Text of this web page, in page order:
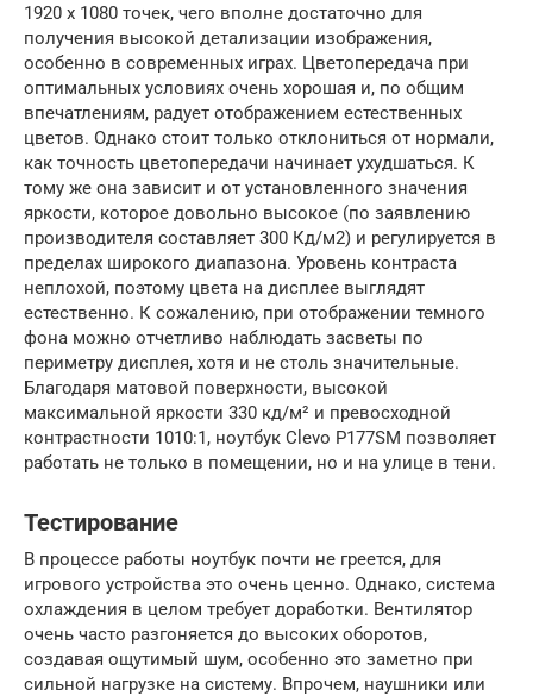
1920 х 1080 точек, чего вполне достаточно для
получения высокой детализации изображения,
особенно в современных играх. Цветопередача при
оптимальных условиях очень хорошая и, по общим
впечатлениям, радует отображением естественных
цветов. Однако стоит только отклониться от нормали,
как точность цветопередачи начинает ухудшаться. К
тому же она зависит и от установленного значения
яркости, которое довольно высокое (по заявлению
производителя составляет 300 Кд/м2) и регулируется в
пределах широкого диапазона. Уровень контраста
неплохой, поэтому цвета на дисплее выглядят
естественно. К сожалению, при отображении темного
фона можно отчетливо наблюдать засветы по
периметру дисплея, хотя и не столь значительные.
Благодаря матовой поверхности, высокой
максимальной яркости 330 кд/м² и превосходной
контрастности 1010:1, ноутбук Clevo P177SM позволяет
работать не только в помещении, но и на улице в тени.
Тестирование
В процессе работы ноутбук почти не греется, для
игрового устройства это очень ценно. Однако, система
охлаждения в целом требует доработки. Вентилятор
очень часто разгоняется до высоких оборотов,
создавая ощутимый шум, особенно это заметно при
сильной нагрузке на систему. Впрочем, наушники или